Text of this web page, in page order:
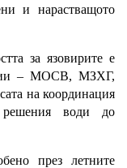
и нарастващото
за язовирите е
– МОСВ, МЗХГ,
на координация
води до
през летните